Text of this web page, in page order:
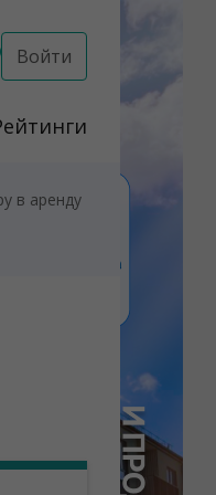
Войти
в аренду